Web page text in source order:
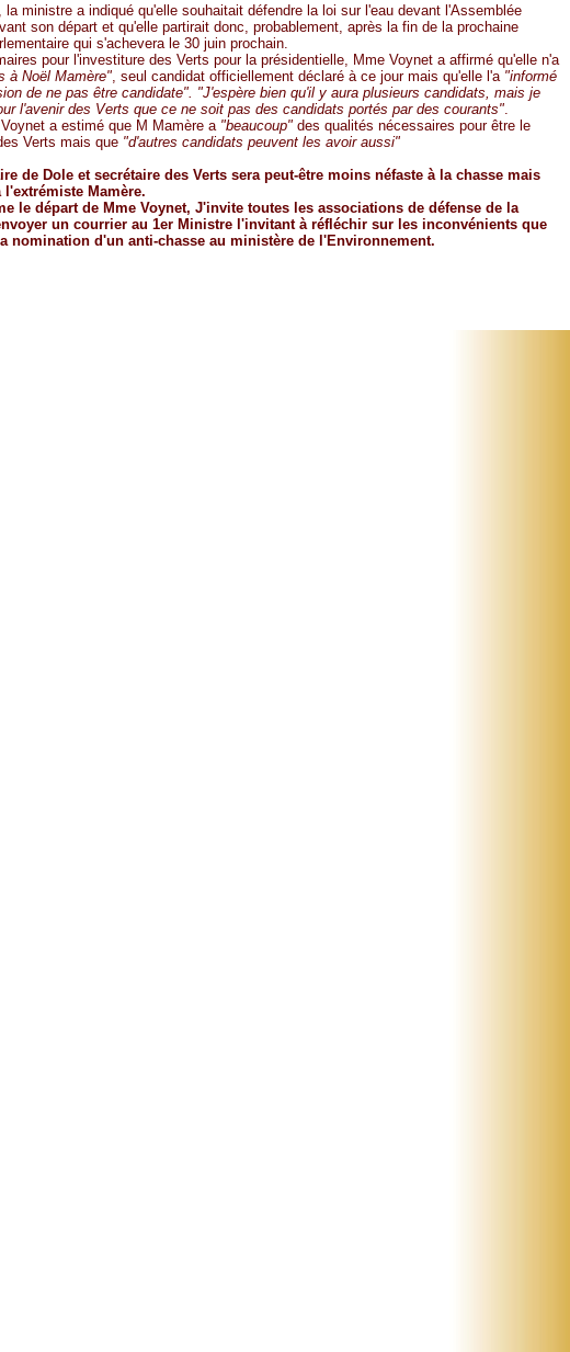
la ministre a indiqué qu'elle souhaitait défendre la loi sur l'eau devant l'Assemblée
son départ et qu'elle partirait donc, probablement, après la fin de la prochaine
qui s'achevera le 30 juin prochain.
pour l'investiture des Verts pour la présidentielle, Mme Voynet a affirmé qu'elle n'a
à Noël Mamère" , seul candidat officiellement déclaré à ce jour mais qu'elle l'a "informé
de ne pas être candidate". "J'espère bien qu'il y aura plusieurs candidats, mais je
l'avenir des Verts que ce ne soit pas des candidats portés par des courants"
a estimé que M Mamère a "beaucoup" des qualités nécessaires pour être le
Verts mais que "d'autres candidats peuvent les avoir aussi"
de Dole et secrétaire des Verts sera peut-être moins néfaste à la chasse mais
l'extrémiste Mamère.
le départ de Mme Voynet, J'invite toutes les associations de défense de la
un courrier au 1er Ministre l'invitant à réfléchir sur les inconvénients que
nomination d'un anti-chasse au ministère de l'Environnement.